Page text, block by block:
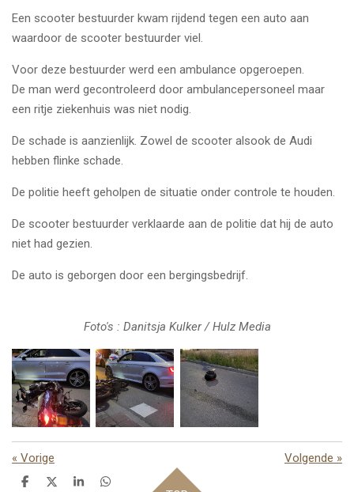
Een scooter bestuurder kwam rijdend tegen een auto aan
waardoor de scooter bestuurder viel.
Voor deze bestuurder werd een ambulance opgeroepen.
De man werd gecontroleerd door ambulancepersoneel maar
een ritje ziekenhuis was niet nodig.
De schade is aanzienlijk. Zowel de scooter alsook de Audi
hebben flinke schade.
De politie heeft geholpen de situatie onder controle te houden.
De scooter bestuurder verklaarde aan de politie dat hij de auto
niet had gezien.
De auto is geborgen door een bergingsbedrijf.
Foto's : Danitsja Kulker / Hulz Media
« Vorige Volgende »
D D S D